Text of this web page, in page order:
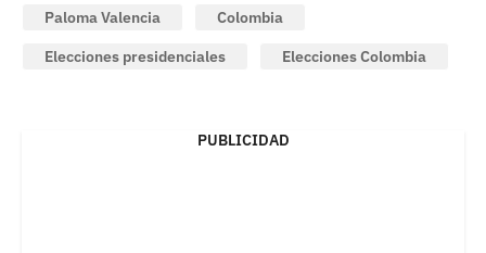
Paloma Valencia
Colombia
Elecciones presidenciales
Elecciones Colombia
PUBLICIDAD